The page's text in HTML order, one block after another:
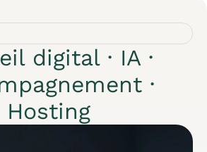
digital · IA ·
·
Hosting